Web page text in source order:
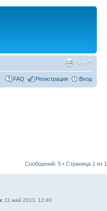
FAQ Регистрация Вход
Сообщений: 5 • Страница 1 из 1
11 май 2013, 12:40